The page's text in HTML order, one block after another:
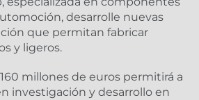
desarrolle nuevas
que permitan fabricar
y ligeros.
millones de euros permitirá a
investigación y desarrollo en